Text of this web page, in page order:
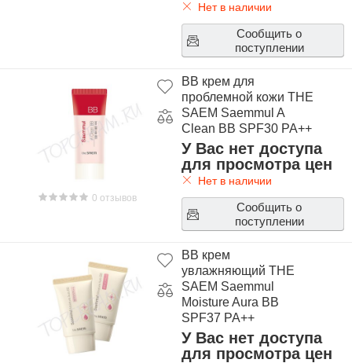
Нет в наличии
Сообщить о
поступлении
0 отзывов
BB крем для
проблемной кожи THE
SAEM Saemmul A
Clean BB SPF30 PA++
У Вас нет доступа
для просмотра цен
Нет в наличии
Сообщить о
поступлении
BB крем
увлажняющий THE
SAEM Saemmul
Moisture Aura BB
SPF37 PA++
У Вас нет доступа
для просмотра цен